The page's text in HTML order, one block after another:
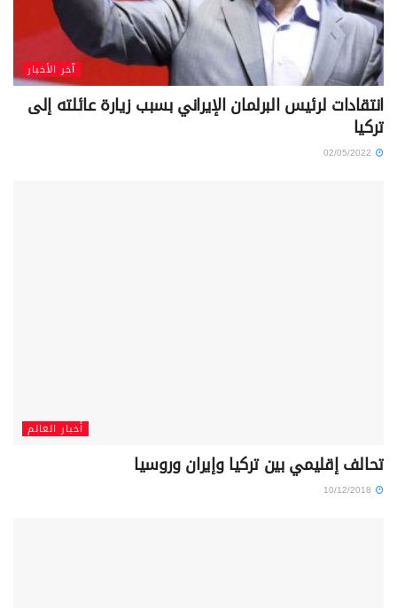
آخر الأخبار
انتقادات لرئيس البرلمان الإيراني بسبب زيارة عائلته إلى
تركيا
أخبار العالم
تحالف إقليمي بين تركيا وإيران وروسيا